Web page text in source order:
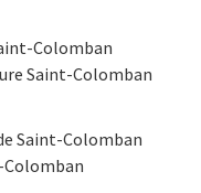
Colomban
Saint-Colomban
Saint-Colomban
Colomban